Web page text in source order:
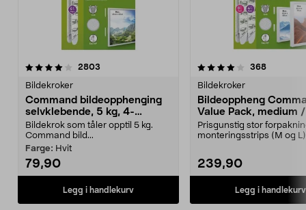
2803
Bildekroker
Command bildeopphenging
selvklebende, 5 kg, 4-
pakning
Bildekrok som tåler opptil 5 kg.
Command bild...
Farge: Hvit
79,90
Legg i handlekurv
4.0av 5 stjerner 368
Bildekroker
Bildeoppheng
Value Pack, medium
Prisgunstig stor
monteringsstrips (M og
239,90
Legg i handlekurv
4.0av 5 stjerner